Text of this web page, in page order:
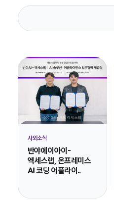
사외소식
반야에이아이-
엑세스랩, 온프레미스
AI 코딩 어플라이..